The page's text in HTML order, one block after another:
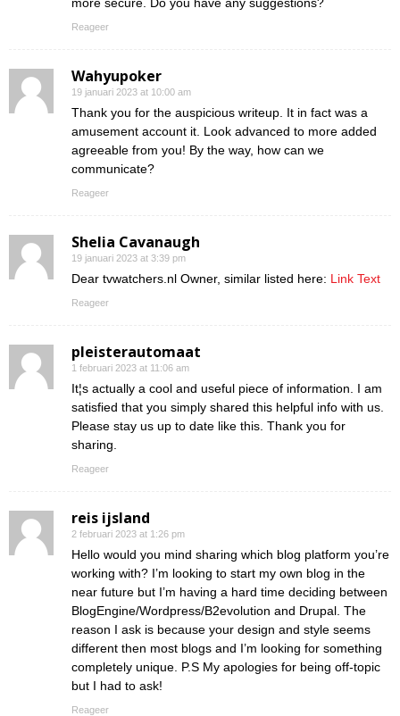
Reageer
Wahyupoker
19 januari 2023 at 10:00 am
Thank you for the auspicious writeup. It in fact was a
amusement account it. Look advanced to more added
agreeable from you! By the way, how can we
communicate?
Reageer
Shelia Cavanaugh
19 januari 2023 at 3:39 pm
Dear tvwatchers.nl Owner, similar listed here: Link Text
Reageer
pleisterautomaat
1 februari 2023 at 11:06 am
It¦s actually a cool and useful piece of information. I am
satisfied that you simply shared this helpful info with us.
Please stay us up to date like this. Thank you for
sharing.
Reageer
reis ijsland
2 februari 2023 at 1:26 pm
Hello would you mind sharing which blog platform you’re
working with? I’m looking to start my own blog in the
near future but I’m having a hard time deciding between
BlogEngine/Wordpress/B2evolution and Drupal. The
reason I ask is because your design and style seems
different then most blogs and I’m looking for something
completely unique. P.S My apologies for being off-topic
but I had to ask!
Reageer